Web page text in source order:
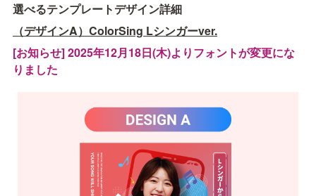
選べるテンプレートデザイン詳細
（デザインA）ColorSing Lシンガーver.
[お知らせ] 2025年12月18日(木)よりフォントが変更にな
りました